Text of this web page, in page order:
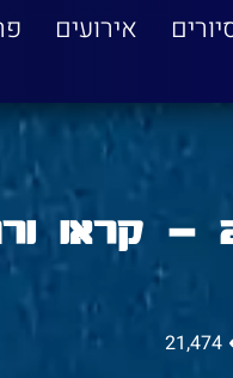
אירועים
נכבה? חרטא! גם
21,474